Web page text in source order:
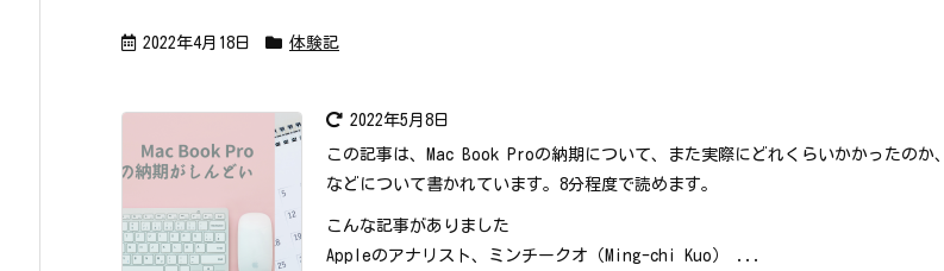
2022年4月18日 体験記
2022年5月8日
この記事は、Mac Book Proの納期について、また実際にどれくらいかかったのか、
などについて書かれています。8分程度で読めます。
こんな記事がありました
Appleのアナリスト、ミンチークオ（Ming-chi Kuo） ...